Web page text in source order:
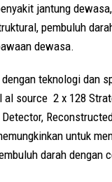
jantung
pembuluh
dewasa.
teknologi dan
al source 2 x 128
untuk
darah dengan